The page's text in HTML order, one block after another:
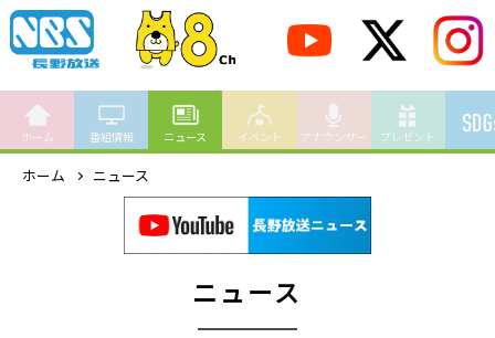
ホーム 番組情報 ニュース イベント アナウンサー プレゼント
ホーム ニュース
ニュース